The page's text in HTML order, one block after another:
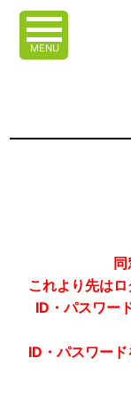
MENU
これより先はロ
ID・パスワー
ID・パスワー